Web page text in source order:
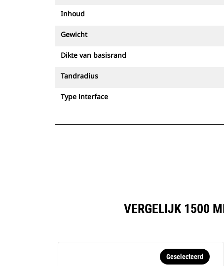
Inhoud
Gewicht
Dikte van basisrand
Tandradius
Type interface
VERGELIJK 1500
Geselecteerd